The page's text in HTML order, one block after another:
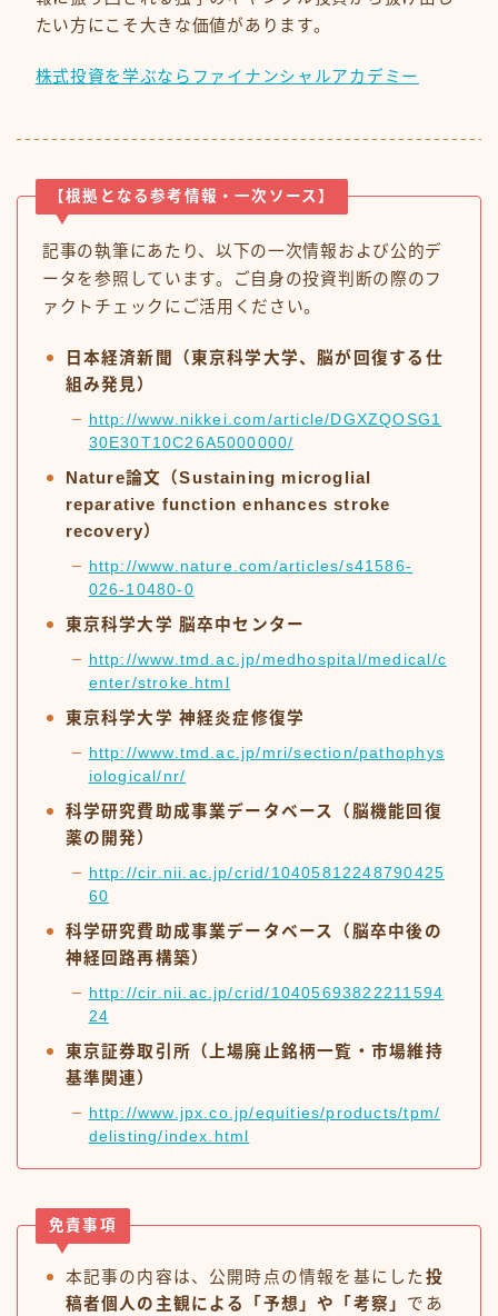
たい方にこそ大きな価値があります。
株式投資を学ぶならファイナンシャルアカデミー
【根拠となる参考情報・一次ソース】
記事の執筆にあたり、以下の一次情報および公的デ
ータを参照しています。ご自身の投資判断の際のフ
ァクトチェックにご活用ください。
日本経済新聞（東京科学大学、脳が回復する仕
組み発見）
http://www.nikkei.com/article/DGXZQOSG1
30E30T10C26A5000000/
Nature論文（Sustaining microglial
reparative function enhances stroke
recovery）
http://www.nature.com/articles/s41586-
026-10480-0
東京科学大学 脳卒中センター
http://www.tmd.ac.jp/medhospital/medical/c
enter/stroke.html
東京科学大学 神経炎症修復学
http://www.tmd.ac.jp/mri/section/pathophys
iological/nr/
科学研究費助成事業データベース（脳機能回復
薬の開発）
http://cir.nii.ac.jp/crid/10405812248790425
60
科学研究費助成事業データベース（脳卒中後の
神経回路再構築）
http://cir.nii.ac.jp/crid/10405693822211594
24
東京証券取引所（上場廃止銘柄一覧・市場維持
基準関連）
http://www.jpx.co.jp/equities/products/tpm/
delisting/index.html
免責事項
本記事の内容は、公開時点の情報を基にした投
稿者個人の主観による「予想」や「考察」 であ